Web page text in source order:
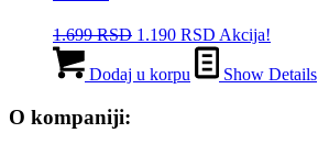
1.699RSD Originalna
je
1.190 RSD Trenutna
cena
je:
Akcija!
Dodaj u korpu Show Details
O kompaniji: